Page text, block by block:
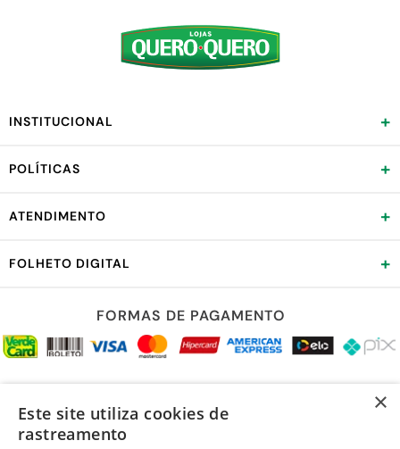
INSTITUCIONAL +
POLÍTICAS +
ATENDIMENTO +
FOLHETO DIGITAL +
FORMAS DE PAGAMENTO
×
Este site utiliza cookies de
rastreamento